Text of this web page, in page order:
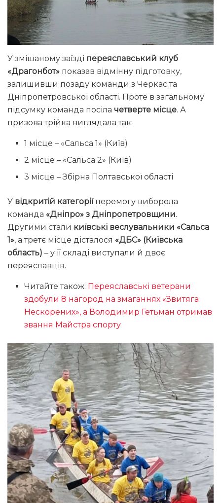
У змішаному заїзді переяславський клуб
«Драгонбот» показав відмінну підготовку,
залишивши позаду команди з Черкас та
Дніпропетровської області. Проте в загальному
підсумку команда посіла четверте місце. А
призова трійка виглядала так:
1 місце – «Сальса 1» (Київ)
2 місце – «Сальса 2» (Київ)
3 місце – Збірна Полтавської області
У відкритій категоріїперемогу виборола
команда «Дніпро» з Дніпропетровщини.
Другими стали київські веслувальники «Сальса
1», а третє місце дісталося «ДБС» (Київська
область) – у її складі виступали й двоє
переяславців.
Читайте також: Переяславські ветерани
здобули 8 нагород на змаганнях «Звитяга
Нескорених», а Володимир Гетьман отримав
звання Майстра спорту